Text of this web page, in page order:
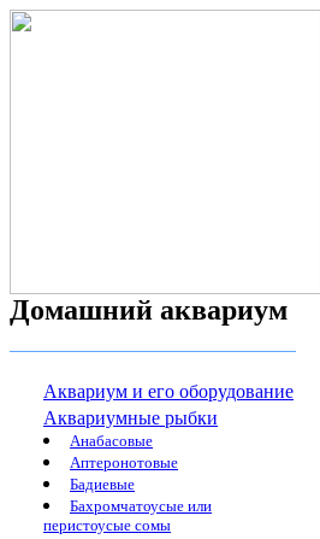
Домашний аквариум
Аквариум и его оборудование
Аквариумные рыбки
Анабасовые
Аптеронотовые
Бадиевые
Бахромчатоусые или
перистоусые сомы